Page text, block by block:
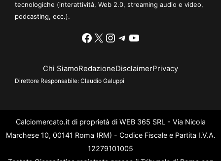
tecnologiche (interattività, Web 2.0, streaming audio e video,
podcasting, ecc.).
Facebook
X Instagram
Telegram
YouTube
Chi SiamoRedazioneDisclaimerPrivacy
Direttore Responsabile: Claudio Galuppi
Calciomercato.it di proprietà di WEB 365 SRL - Via Nicola
Marchese 10, 00141 Roma (RM) - Codice Fiscale e Partita I.V.A.
12279101005